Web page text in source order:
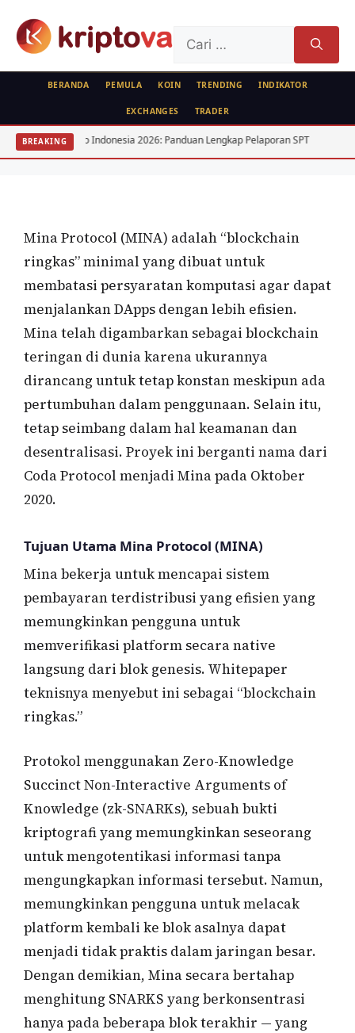
untuk:
BERANDA PEMULA KOIN TRENDING INDIKATOR
EXCHANGES TRADER
BREAKING
Kripto Indonesia 2026: Panduan Lengkap Pelaporan SPT 15 Saham
KOIN
Mina Protocol (MINA)
Mina Protocol (MINA) adalah “blockchain
ringkas” minimal yang dibuat untuk
membatasi persyaratan komputasi agar dapat
menjalankan DApps dengan lebih efisien.
Mina telah digambarkan sebagai blockchain
teringan di dunia karena ukurannya
dirancang untuk tetap konstan meskipun ada
pertumbuhan dalam penggunaan. Selain itu,
tetap seimbang dalam hal keamanan dan
desentralisasi. Proyek ini berganti nama dari
Coda Protocol menjadi Mina pada Oktober
2020.
Tujuan Utama Mina Protocol (MINA)
Mina bekerja untuk mencapai sistem
pembayaran terdistribusi yang efisien yang
memungkinkan pengguna untuk
memverifikasi platform secara native
langsung dari blok genesis. Whitepaper
teknisnya menyebut ini sebagai “blockchain
ringkas.”
Protokol menggunakan Zero-Knowledge
Succinct Non-Interactive Arguments of
Knowledge (zk-SNARKs), sebuah bukti
kriptografi yang memungkinkan seseorang
untuk mengotentikasi informasi tanpa
mengungkapkan informasi tersebut. Namun,
memungkinkan pengguna untuk melacak
platform kembali ke blok asalnya dapat
menjadi tidak praktis dalam jaringan besar.
Dengan demikian, Mina secara bertahap
menghitung SNARKS yang berkonsentrasi
hanya pada beberapa blok terakhir — yang